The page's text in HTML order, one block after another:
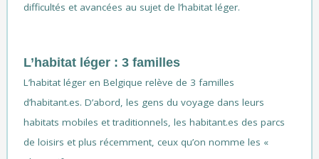
difficultés et avancées au sujet de l’habitat léger.
L’habitat léger : 3 familles
L’habitat léger en Belgique relève de 3 familles
d’habitant.es. D’abord, les gens du voyage dans leurs
habitats mobiles et traditionnels, les habitant.es des parcs
de loisirs et plus récemment, ceux qu’on nomme les «